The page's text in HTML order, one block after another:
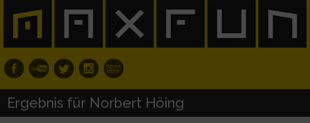
Ergebnis für Norbert Höing